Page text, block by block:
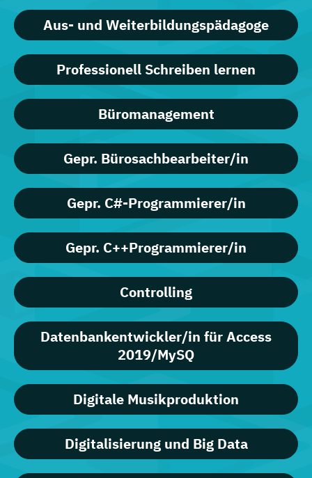
Aus- und Weiterbildungspädagoge
Professionell Schreiben lernen
Büromanagement
Gepr. Bürosachbearbeiter/in
Gepr. C#-Programmierer/in
Gepr. C++Programmierer/in
Controlling
Datenbankentwickler/in für Access
2019/MySQ
Digitale Musikproduktion
Digitalisierung und Big Data